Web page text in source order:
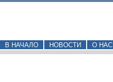
В НАЧАЛО НОВОСТИ О НАС